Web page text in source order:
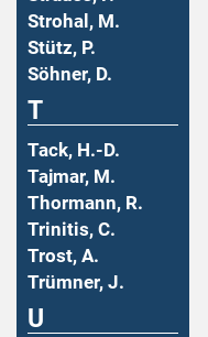
Strohal, M.
Stütz, P.
Söhner, D.
T
Tack, H.-D.
Tajmar, M.
Thormann, R.
Trinitis, C.
Trost, A.
Trümner, J.
U